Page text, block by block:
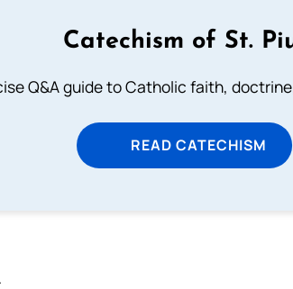
Catechism of St.
Q&A guide to Catholic faith,
READ CATECHISM